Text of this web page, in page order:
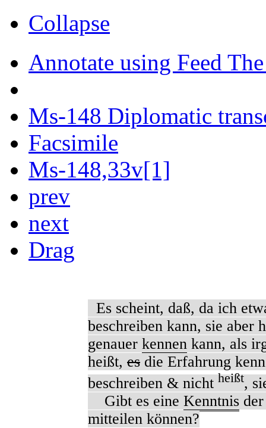
Collapse
Annotate using Feed
Ms-148 Diplomatic
Facsimile
Ms-148,33v[1]
prev
next
Drag
Es scheint, daß, da ich
beschreiben kann, sie aber
genauer kennen kann, als
heißt, es die Erfahrung
beschreiben & nicht heißt,
Gibt es eine Kenntnis
mitteilen können?